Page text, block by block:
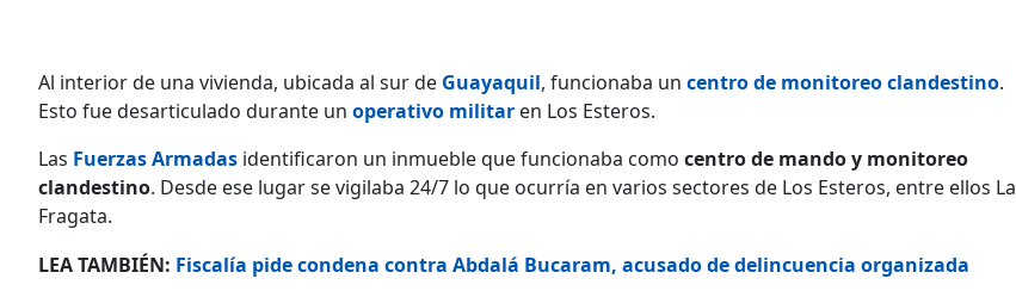
Al interior de una vivienda, ubicada al sur de Guayaquil, funcionaba un centro de monitoreo clandestino.
Esto fue desarticulado durante un operativo militar en Los Esteros.
Las Fuerzas Armadas identificaron un inmueble que funcionaba como centro de mando y monitoreo
clandestino. Desde ese lugar se vigilaba 24/7 lo que ocurría en varios sectores de Los Esteros, entre ellos La
Fragata.
LEA TAMBIÉN: Fiscalía pide condena contra Abdalá Bucaram, acusado de delincuencia organizada